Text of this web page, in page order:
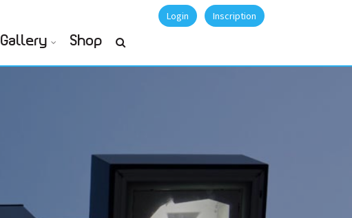
Login Inscription
Gallery Shop